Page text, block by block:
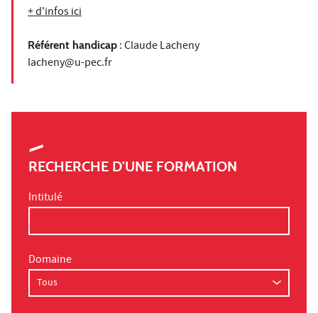
+ d'infos ici
Référent handicap : Claude Lacheny
lacheny@u-pec.fr
RECHERCHE D'UNE FORMATION
Intitulé
Domaine